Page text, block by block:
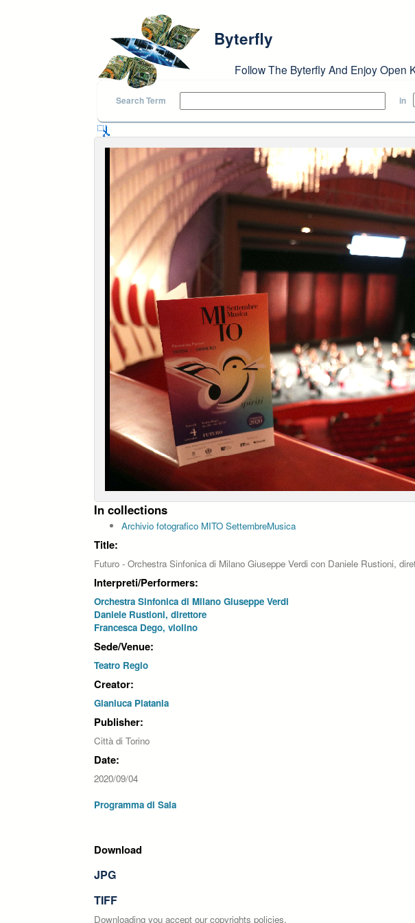
Byterfly
Follow The Byterfly And Enjoy Open
Search Term in
In collections
Archivio fotografico MITO SettembreMusica
Title:
Futuro - Orchestra Sinfonica di Milano Giuseppe Verdi con Daniele Rustioni,
Interpreti/Performers:
Orchestra Sinfonica di Milano Giuseppe Verdi
Daniele Rustioni, direttore
Francesca Dego, violino
Sede/Venue:
Teatro Regio
Creator:
Gianluca Platania
Publisher:
Città di Torino
Date:
2020/09/04
Programma di Sala
Download
JPG
TIFF
Downloading you accept our copyrights policies.